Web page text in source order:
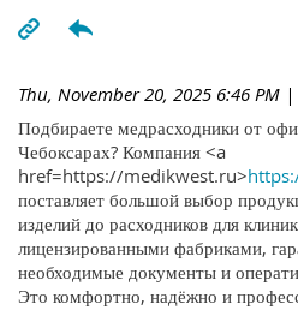
Thu, November 20, 2025 6:46 PM |
Подбираете медрасходники от
Чебоксарах? Компания <a
href=https://medikwest.ru>
поставляет большой выбор
изделий до расходников для
лицензированными фабриками,
необходимые документы и
Это комфортно, надёжно и